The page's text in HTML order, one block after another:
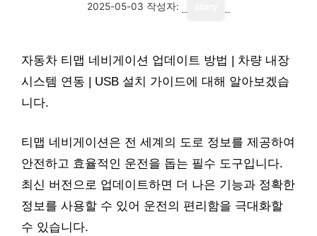
2025-05-03 작성자:
자동차 티맵 네비게이션 업데이트 방법 | 차량 내장
시스템 연동 | USB 설치 가이드에 대해 알아보겠습
니다.
티맵 네비게이션은 전 세계의 도로 정보를 제공하여
안전하고 효율적인 운전을 돕는 필수 도구입니다.
최신 버전으로 업데이트하면 더 나은 기능과 정확한
정보를 사용할 수 있어 운전의 편리함을 극대화할
수 있습니다.